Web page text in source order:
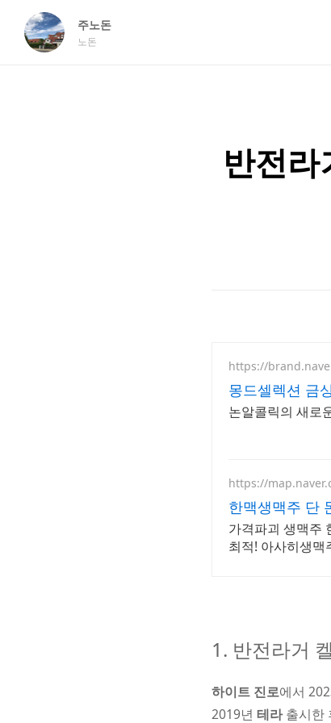
주노돈
노돈
반전
https://
몽드셀렉션 금
논알콜릭의 새로
https://
한맥생맥주 단
가격파괴 생맥주
최적! 아사히생맥
1. 반전라거
하이트 진로에서
2019년 테라출시한